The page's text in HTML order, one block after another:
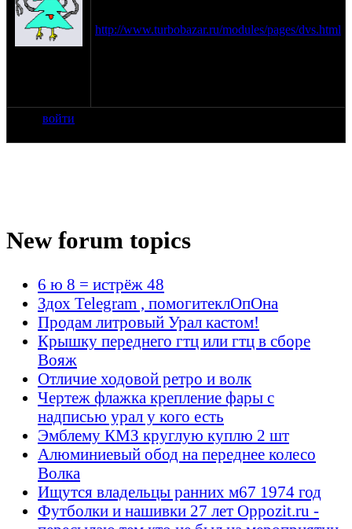
http://www.turbobazar.ru/modules/pages/dvs.html
войти
New forum topics
6 ю 8 = истрёж 48
Здох Telegram , помогитеклОпОна
Продам литровый Урал кастом!
Крышку переднего гтц или гтц в сборе
Вояж
Отличие ходовой ретро и волк
Чертеж флажка крепление фары с
надписью урал у кого есть
Эмблему КМЗ круглую куплю 2 шт
Алюминиевый обод на переднее колесо
Волка
Ищутся владельцы ранних м67 1974 год
Футболки и нашивки 27 лет Oppozit.ru -